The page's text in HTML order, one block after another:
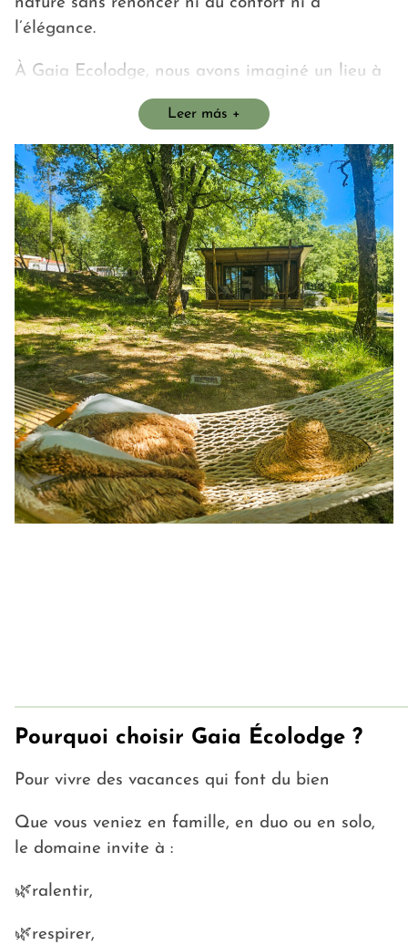
Leer más
l’élégance.
À Gaia Ecolodge, nous avons imaginé un lieu à
taille humaine, pensé pour ralentir et se
reconnecter à l’essentiel.
Un accueil humain, sincère et attentionné
Derrière Gaia Écolodge, il y a des personnes qui
aiment recevoir, partager, conseiller,
accompagner.
Nous prenons le temps de vous écouter, de vous
guider, de rendre votre séjour simple et parfait
à vos yeux.
Notre mission : vous offrir un séjour inoubliable
Chaque sourire, chaque attention, chaque détail
compte.
Notre objectif est simple : que vous repartiez
apaisés, ressourcés, heureux…
Avec une seule envie : revenir.
Pourquoi choisir Gaia Écolodge ?
Pour vivre des vacances qui font du bien
Que vous veniez en famille, en duo ou en solo,
le domaine invite à :
🌿ralentir,
🌿respirer,